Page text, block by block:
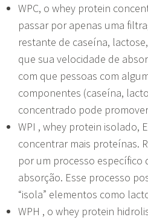
WPC, o whey protein
passar por apenas uma
restante de caseína,
que sua velocidade de
com que pessoas com
componentes (caseína,
concentrado pode
WPI , whey protein isolado,
concentrar mais proteínas.
por um processo específico
absorção. Esse processo
“isola” elementos como
WPH , o whey protein